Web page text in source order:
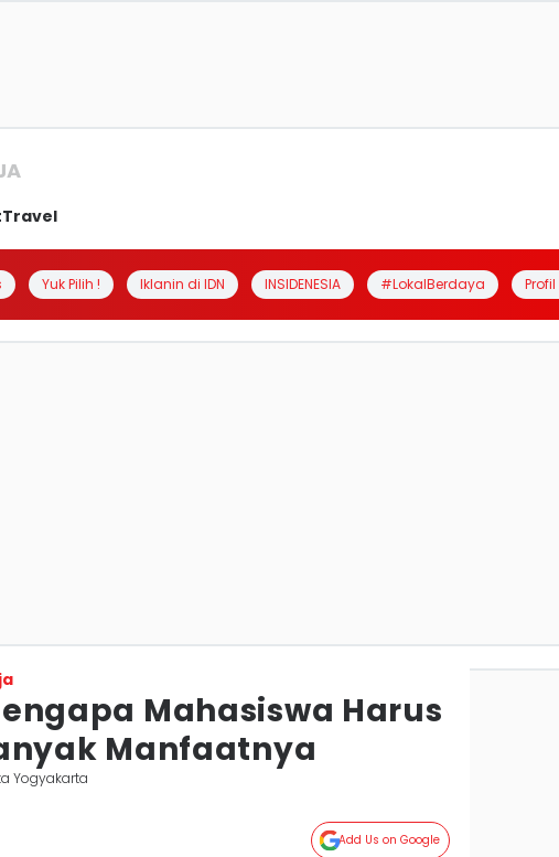
Travel
Yuk Pilih ! Iklanin di IDN INSIDENESIA #LokalBerdaya
Mahasiswa Harus
Manfaatnya
Yogyakarta
Add Us on Google